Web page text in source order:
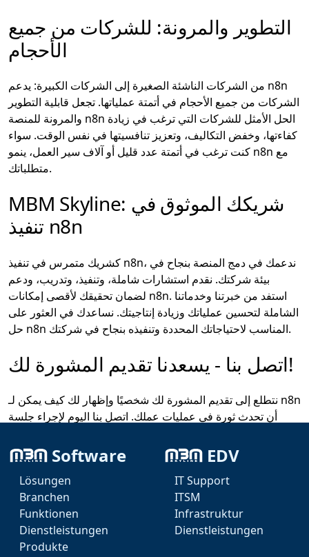
التطوير والمرونة: للشركات من جميع
الأحجام
من الشركات الناشئة الصغيرة إلى الشركات الكبيرة: يدعم n8n
الشركات من جميع الأحجام في أتمتة عملياتها. تجعل قابلية التطوير
والمرونة للمنصة n8n الحل الأمثل للشركات التي ترغب في زيادة
كفاءتها، وخفض التكاليف، وتعزيز تنافسيتها في نفس الوقت. سواء
كنت ترغب في أتمتة عدد قليل أو آلاف سير العمل، ينمو n8n مع
متطلباتك.
MBM Skyline: شريكك الموثوق في
تنفيذ n8n
كشريك متمرس في تنفيذ n8n، ندعمك في دمج المنصة بنجاح في
بيئة شركتك. نقدم استشارات شاملة، وتنفيذ، وتدريب، ودعم
لضمان تحقيقك لأقصى إمكانات n8n. استفد من خبرتنا وخدماتنا
الشاملة لتحسين عملياتك وزيادة إنتاجيتك. نساعدك في العثور على
حل n8n المناسب لاحتياجاتك المحددة وتنفيذه بنجاح في شركتك.
اتصل بنا - يسعدنا تقديم المشورة لك!
نتطلع إلى تقديم المشورة لك شخصيًا وإظهار لك كيف يمكن لـ n8n
أن تحدث ثورة في عمليات عملك. اتصل بنا اليوم لإجراء جلسة
Software
Lösungen
Branchen
Funktionen
Dienstleistungen
Produkte
EDV
IT Support
ITSM
Infrastruktur
Dienstleistungen